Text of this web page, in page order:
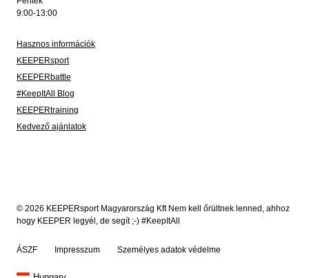
9:00-13:00
Hasznos információk
KEEPERsport
KEEPERbattle
#KeepItAll Blog
KEEPERtraining
Kedvező ajánlatok
© 2026 KEEPERsport Magyarország Kft Nem kell őrültnek lenned, ahhoz
hogy KEEPER legyél, de segít ;-) #KeepItAll
ÁSZF Impresszum Személyes adatok védelme